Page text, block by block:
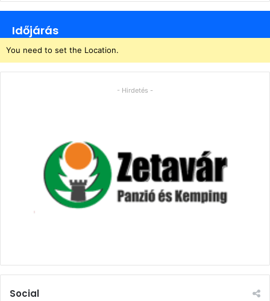
Időjárás
You need to set the Location.
- Hirdetés -
Social